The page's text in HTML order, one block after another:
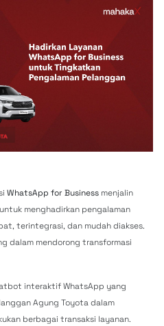
WhatsApp for Business menjalin
untuk menghadirkan pengalaman
terintegrasi, dan mudah diakses.
dalam mendorong transformasi
interaktif WhatsApp yang
Agung Toyota dalam
berbagai transaksi layanan.